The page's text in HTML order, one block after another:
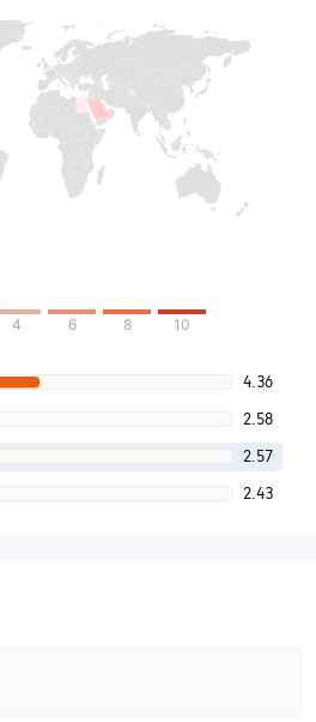
4 6 8 10
4.36
2.58
2.57
2.43